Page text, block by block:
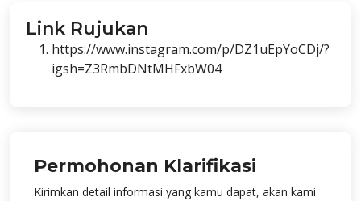
Link Rujukan
https://www.instagram.com/p/DZ1uEpYoCDj/?
igsh=Z3RmbDNtMHFxbW04
Permohonan Klarifikasi
Kirimkan detail informasi yang kamu dapat, akan kami